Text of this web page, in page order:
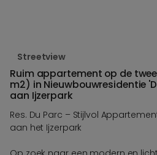
Streetview
Ruim appartement op de
m2) in Nieuwbouwresidentie
aan Ijzerpark
Res. Du Parc – Stijlvol
aan het Ijzerpark